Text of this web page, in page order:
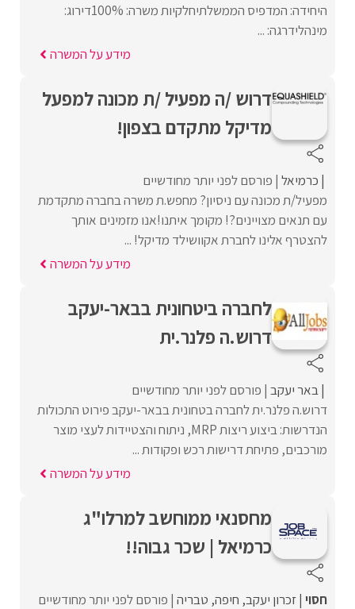
היחידה: המדפיס הממשלתיחלקיות משרה: 100%דירוג:
מינהלידרגה: ...
מידע על המשרה
דרוש /ה מפעיל /ת מכונה למפעל
מדיקל מתקדם בצפון!
כרמיאל פורסם לפני יותר מחודשיים
מפעיל/ת מכונה עם ניסיון? מחפש.ת משרה בחברה מתקדמת
עם תנאים מצויינים?! מקומך איתנו!אנו מזמינים אותך
להצטרף אלינו לחברת אקוושילד מדיקל! ...
מידע על המשרה
לחברה ביטחונית בבאר-יעקב
דרוש.ה פלנר.ית
באר יעקב פורסם לפני יותר מחודשיים
דרוש.ה פלנר.ית לחברה בטחונית בבאר-יעקב פירוט התכולות
הנדרשות: ביצוע ריצות MRP, ניתוח והצטיידות לעצי מוצר
מורכבים, פתיחת דרישות רכש ופקודות ...
מידע על המשרה
מחסנאי ממוחשב למרלו"ג
כרמיאל | שכר גבוה!!
חסוי זכרון יעקב חיפה טבריה פורסם לפני יותר מחודשיים